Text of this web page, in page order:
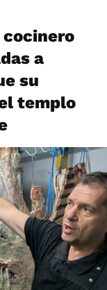
cocinero
a
su
templo